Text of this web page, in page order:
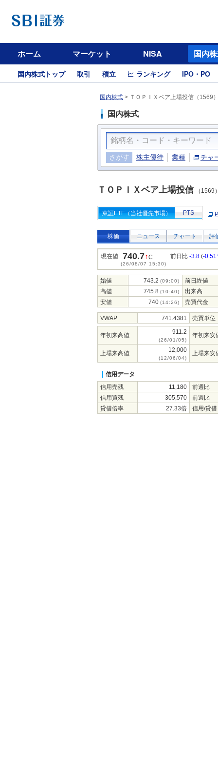
ホーム マーケット NISA 国内
国内株式トップ 取引 積立 ランキング IPO・PO
国内株式 > ＴＯＰＩＸベア上場投信（1569
国内株式
さがす 株主優待 業種 チャ
ＴＯＰＩＸベア上場投信 （1569
東証ETF（当社優先市場） PTS
株価 ニュース チャート 評
現在値 740.7↑C
(26/08/07 15:30)
前日比 -3.8 (-0.51
始値 743.2 (09:00)
前日終値
高値
745.8 (10:40)
出来高
安値
740 (14:26) 売買代金
VWAP 741.4381 売買単位
年初来高値 911.2
(26/01/05)
年初来安
上場来高値 12,000
(12/06/04)
上場来安
信用データ
信用売残
11,180
前週比
信用買残
305,570
前週比
貸借倍率
27.33倍 信用/貸借